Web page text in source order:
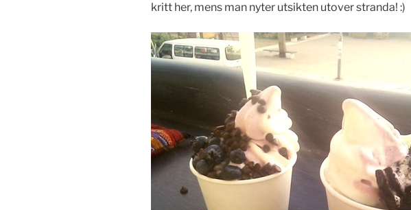
kritt her, mens man nyter utsikten utover stranda! :)